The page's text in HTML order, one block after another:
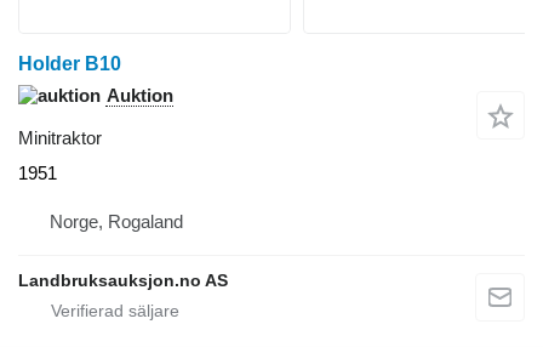
Holder B10
Auktion
Minitraktor
1951
Norge, Rogaland
Landbruksauksjon.no AS